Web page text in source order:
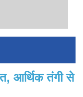
आर्थिक तंगी से